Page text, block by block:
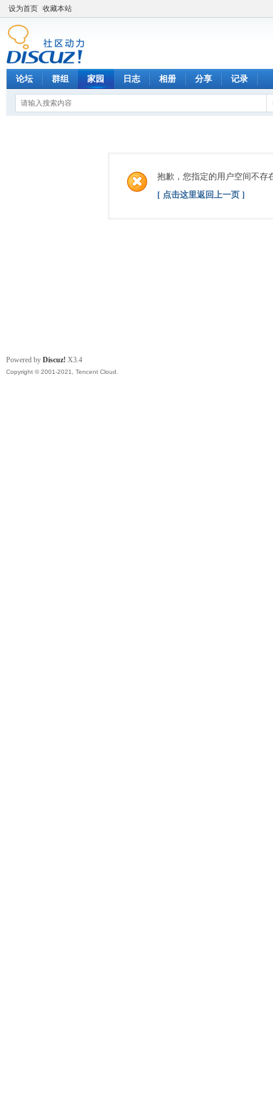
设为首页 收藏本站
论坛 群组 家园 日志 相册 分享 记录
抱歉，您指定的用户空间不存
[ 点击这里返回上一页 ]
Powered by Discuz! X3.4
Copyright © 2001-2021, Tencent Cloud.